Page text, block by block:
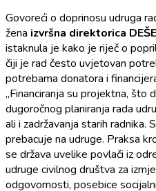
Govoreći o doprinosu udruga
žena izvršna direktorica
istaknula je kako je riječ o
čiji je rad često uvjetovan
potrebama donatora i
„Financiranja su projektna, što
dugoročnog planiranja rada
ali i zadržavanja starih radnika.
prebacuje na udruge. Praksa
se država uvelike povlači iz
udruge civilnog društva za
odgovornosti, posebice